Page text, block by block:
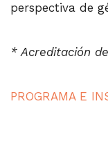
perspectiva de
* Acreditación
PROGRAMA E